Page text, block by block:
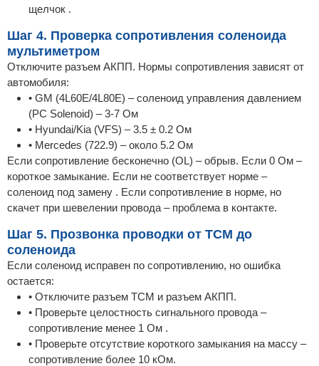
щелчок .
Шаг 4. Проверка сопротивления соленоида
мультиметром
Отключите разъем АКПП. Нормы сопротивления зависят от
автомобиля:
• GM (4L60E/4L80E) – соленоид управления давлением
(PC Solenoid) – 3-7 Ом
• Hyundai/Kia (VFS) – 3.5 ± 0.2 Ом
• Mercedes (722.9) – около 5.2 Ом
Если сопротивление бесконечно (OL) – обрыв. Если 0 Ом –
короткое замыкание. Если не соответствует норме –
соленоид под замену . Если сопротивление в норме, но
скачет при шевелении провода – проблема в контакте.
Шаг 5. Прозвонка проводки от TCM до
соленоида
Если соленоид исправен по сопротивлению, но ошибка
остается:
• Отключите разъем TCM и разъем АКПП.
• Проверьте целостность сигнального провода –
сопротивление менее 1 Ом .
• Проверьте отсутствие короткого замыкания на массу –
сопротивление более 10 кОм.